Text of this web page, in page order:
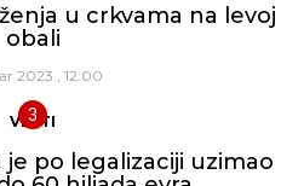
u crkvama na levoj
obali
2023., 12:00
VESTI
po legalizaciji uzimao